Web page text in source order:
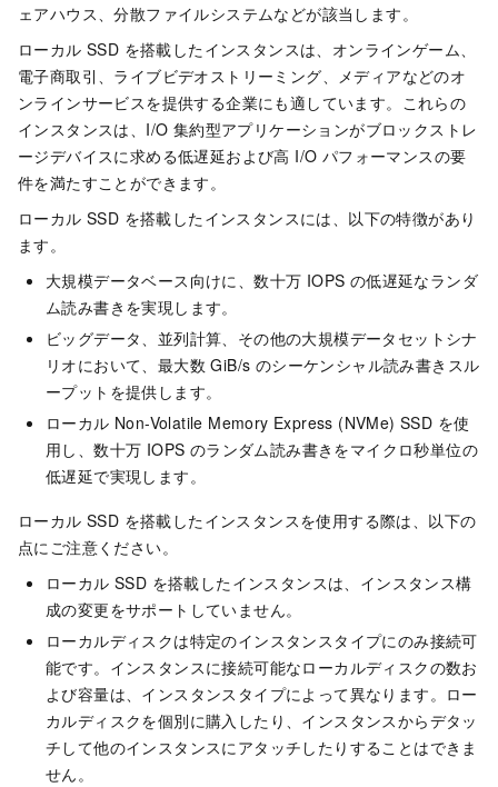
ェアハウス、分散ファイルシステムなどが該当します。
ローカル SSD を搭載したインスタンスは、オンラインゲーム、
電子商取引、ライブビデオストリーミング、メディアなどのオ
ンラインサービスを提供する企業にも適しています。これらの
インスタンスは、I/O 集約型アプリケーションがブロックストレ
ージデバイスに求める低遅延および高 I/O パフォーマンスの要
件を満たすことができます。
ローカル SSD を搭載したインスタンスには、以下の特徴があり
ます。
大規模データベース向けに、数十万 IOPS の低遅延なランダ
ム読み書きを実現します。
ビッグデータ、並列計算、その他の大規模データセットシナ
リオにおいて、最大数 GiB/s のシーケンシャル読み書きスル
ープットを提供します。
ローカル Non-Volatile Memory Express (NVMe) SSD を使
用し、数十万 IOPS のランダム読み書きをマイクロ秒単位の
低遅延で実現します。
ローカル SSD を搭載したインスタンスを使用する際は、以下の
点にご注意ください。
ローカル SSD を搭載したインスタンスは、インスタンス構
成の変更をサポートしていません。
ローカルディスクは特定のインスタンスタイプにのみ接続可
能です。インスタンスに接続可能なローカルディスクの数お
よび容量は、インスタンスタイプによって異なります。ロー
カルディスクを個別に購入したり、インスタンスからデタッ
チして他のインスタンスにアタッチしたりすることはできま
せん。